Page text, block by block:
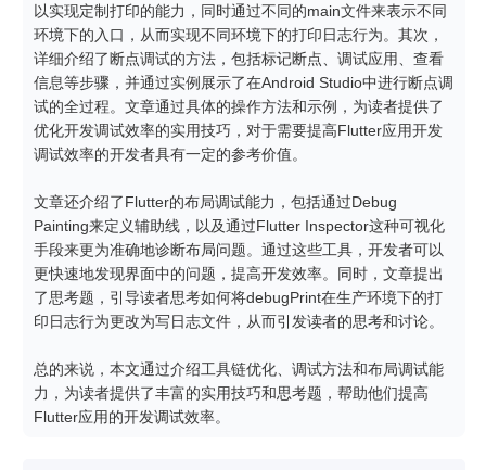
以实现定制打印的能力，同时通过不同的main文件来表示不同
环境下的入口，从而实现不同环境下的打印日志行为。其次，
详细介绍了断点调试的方法，包括标记断点、调试应用、查看
信息等步骤，并通过实例展示了在Android Studio中进行断点调
试的全过程。文章通过具体的操作方法和示例，为读者提供了
优化开发调试效率的实用技巧，对于需要提高Flutter应用开发
调试效率的开发者具有一定的参考价值。
文章还介绍了Flutter的布局调试能力，包括通过Debug
Painting来定义辅助线，以及通过Flutter Inspector这种可视化
手段来更为准确地诊断布局问题。通过这些工具，开发者可以
更快速地发现界面中的问题，提高开发效率。同时，文章提出
了思考题，引导读者思考如何将debugPrint在生产环境下的打
印日志行为更改为写日志文件，从而引发读者的思考和讨论。
总的来说，本文通过介绍工具链优化、调试方法和布局调试能
力，为读者提供了丰富的实用技巧和思考题，帮助他们提高
Flutter应用的开发调试效率。